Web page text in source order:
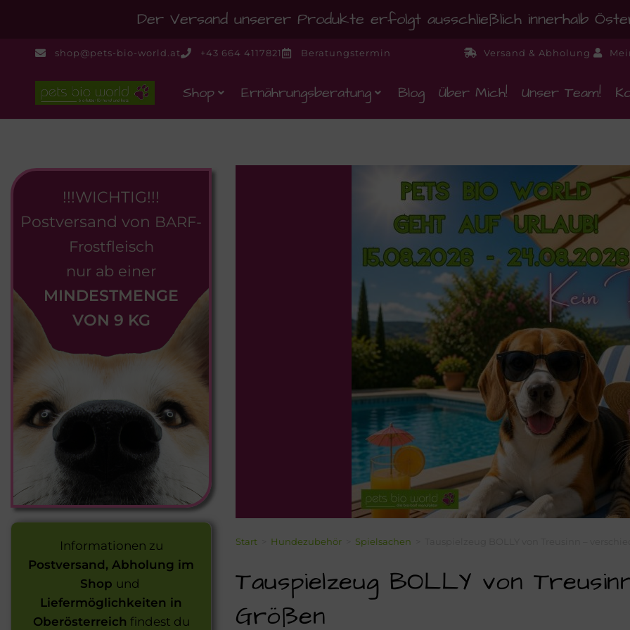
Der Versand unserer Produkte erfolgt ausschließlich innerhalb
shop@pets-bio-world.at +43 664 4117821 Beratungstermin Versand & Abholung
Shop Ernährungsberatung Blog Über Mich! Unser Team!
!!!WICHTIG!!!
Postversand von BARF-
Frostfleisch
nur ab einer
MINDESTMENGE
VON 9 KG
Informationen zu
Postversand, Abholung im
Shop und
Liefermöglichkeiten in
Oberösterreich findest du
Start Hundezubehör Spielsachen
Tauspielzeug BOLLY von
Größen